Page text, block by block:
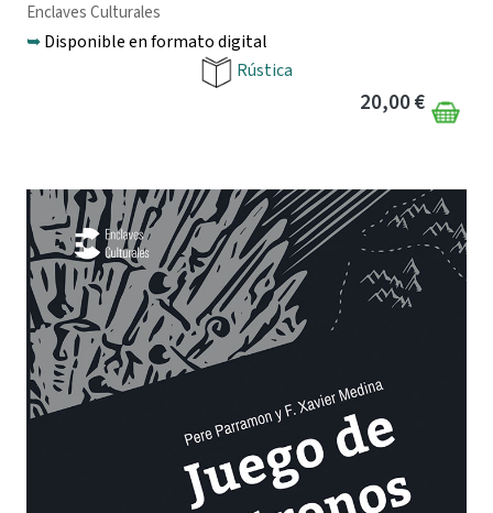
Enclaves Culturales
➥Disponible en formato digital
Rústica
20,00 €